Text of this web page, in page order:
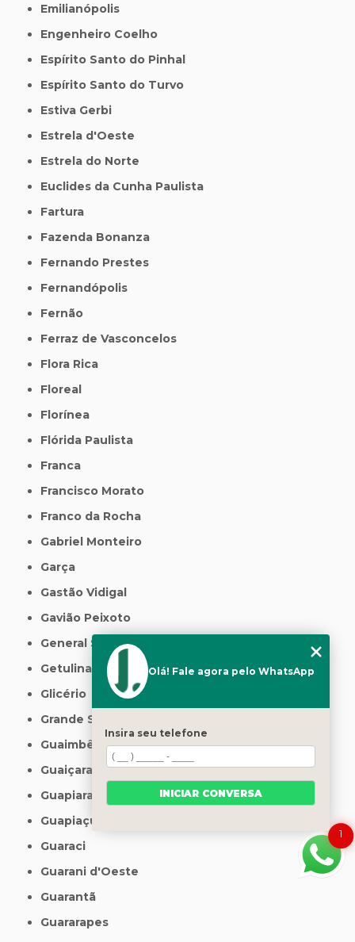
Emilianópolis
Engenheiro Coelho
Espírito Santo do Pinhal
Espírito Santo do Turvo
Estiva Gerbi
Estrela d'Oeste
Estrela do Norte
Euclides da Cunha Paulista
Fartura
Fazenda Bonanza
Fernando Prestes
Fernandópolis
Fernão
Ferraz de Vasconcelos
Flora Rica
Floreal
Florínea
Flórida Paulista
Franca
Francisco Morato
Franco da Rocha
Gabriel Monteiro
Garça
Gastão Vidigal
Gavião Peixoto
General Salgado
Getulina
Glicério
Grande São Paulo
Guaimbê
Guaiçara
Guapiara
Guapiaçu
Guaraci
Guarani d'Oeste
Guarantã
Guararapes
1
Olá! Fale agora pelo WhatsApp
Insira seu telefone
INICIAR CONVERSA